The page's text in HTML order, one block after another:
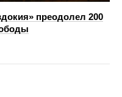
преодолел 200